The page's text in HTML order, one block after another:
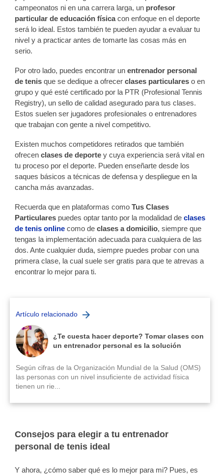
campeonatos ni en una carrera larga, un profesor
particular de educación físicacon enfoque en el deporte
será lo ideal. Estos también te pueden ayudar a evaluar tu
nivel y a practicar antes de tomarte las cosas más en
serio.
Por otro lado, puedes encontrar un entrenador personal
de tenis que se dedique a ofrecer clases particulares o en
grupo y qué esté certificado por la PTR (Profesional Tennis
Registry), un sello de calidad asegurado para tus clases.
Estos suelen ser jugadores profesionales o entrenadores
que trabajan con gente a nivel competitivo.
Existen muchos competidores retirados que también
ofrecen clases de deporte y cuya experiencia será vital en
tu proceso por el deporte. Pueden enseñarte desde los
saques básicos a técnicas de defensa y despliegue en la
cancha más avanzadas.
Recuerda que en plataformas como Tus Clases
Particulares puedes optar tanto por la modalidad de clases
de tenis online como de clases a domicilio, siempre que
tengas la implementación adecuada para cualquiera de las
dos. Ante cualquier duda, siempre puedes probar con una
primera clase, la cual suele ser gratis para que te atrevas a
encontrar lo mejor para ti.
Artículo relacionado
¿Te cuesta hacer deporte? Tomar clases con
un entrenador personal es la solución
Según cifras de la Organización Mundial de la Salud (OMS)
las personas con un nivel insuficiente de actividad física
tienen un rie...
Consejos para elegir a tu entrenador
personal de tenis ideal
Y ahora, ¿cómo saber qué es lo mejor para mi? Pues, es